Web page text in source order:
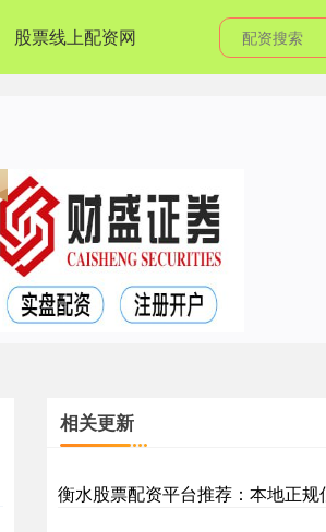
股票线上配资网
相关更新
衡水股票配资平台推荐：本地正规